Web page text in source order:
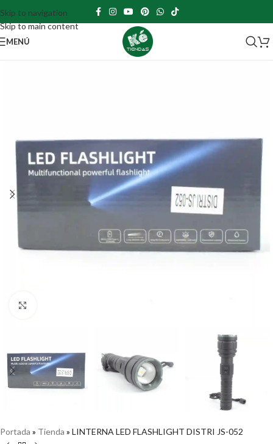
Skip to navigation
Skip to main content
MENÚ
Portada » Tienda » LINTERNA LED FLASHLIGHT DISTRI JS-052